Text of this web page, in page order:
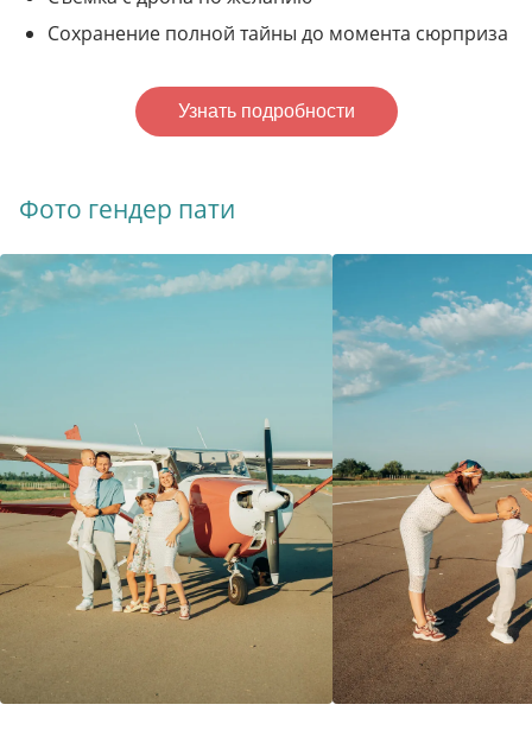
Сохранение полной тайны до момента сюрприза
Узнать подробности
Фото гендер пати